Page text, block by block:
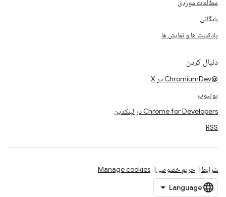
مطالعات موردی
بایگانی
پادکست ها و نمایش ها
دنبال کردن
@ChromiumDev در X
یوتیوب
Chrome for Developers در لینکدین
RSS
شرایط حریم خصوصی Manage cookies